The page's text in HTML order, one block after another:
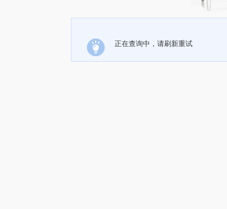
正在查询中，请刷新重试